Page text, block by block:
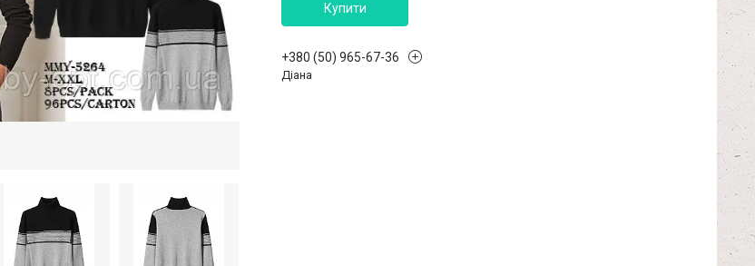
Купити
+380 (50) 965-67-36
Діана